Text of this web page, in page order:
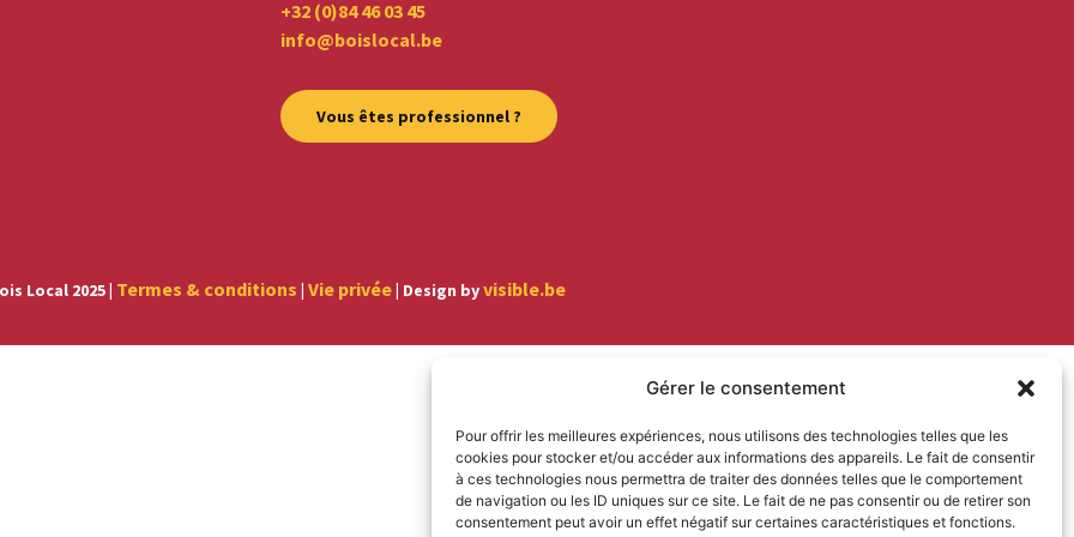
Gérer le consentement
Pour offrir les meilleures expériences, nous utilisons des technologies telles que les
cookies pour stocker et/ou accéder aux informations des appareils. Le fait de consentir
à ces technologies nous permettra de traiter des données telles que le comportement
de navigation ou les ID uniques sur ce site. Le fait de ne pas consentir ou de retirer son
consentement peut avoir un effet négatif sur certaines caractéristiques et fonctions.
+32 (0)84 46 03 45
info@boislocal.be
Vous êtes professionnel ?
Local 2025 | Termes & conditions | Vie privée| Design byvisible.be